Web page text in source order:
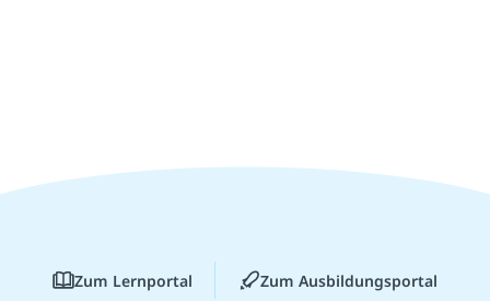
Zum Lernportal Zum Ausbildungsportal